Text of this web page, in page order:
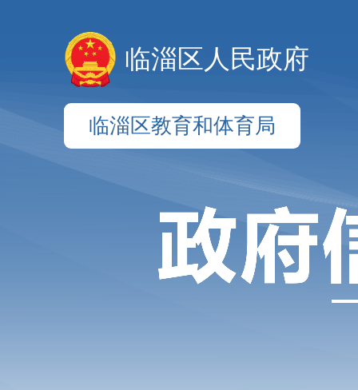
临淄区人民政府
临淄区教育和体育局